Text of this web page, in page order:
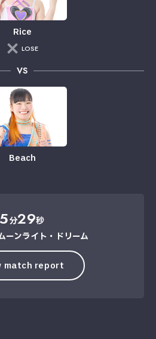
Rice
LOSE
VS
Beach
5分29秒
ーンライト・ドリーム
match report